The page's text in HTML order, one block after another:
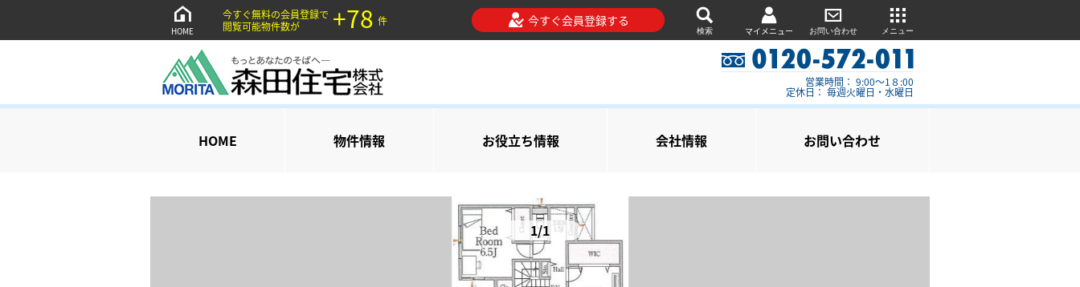
HOME
今すぐ無料の会員登録で
閲覧可能物件数が
+78 件 今すぐ会員登録する
検索 マイメニュー お問い合わせ メニュー
営業時間： 9:00～1８:00
定休日： 毎週火曜日・水曜日
HOME 物件情報 お役立ち情報 会社情報 お問い合わせ
1/1